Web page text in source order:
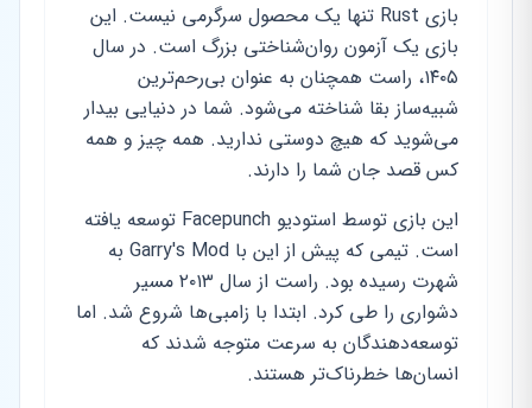
بازی Rust تنها یک محصول سرگرمی نیست. این
بازی یک آزمون روان‌شناختی بزرگ است. در سال
۱۴۰۵، راست همچنان به عنوان بی‌رحم‌ترین
شبیه‌ساز بقا شناخته می‌شود. شما در دنیایی بیدار
می‌شوید که هیچ دوستی ندارید. همه چیز و همه
کس قصد جان شما را دارند.
این بازی توسط استودیو Facepunch توسعه یافته
است. تیمی که پیش از این با Garry's Mod به
شهرت رسیده بود. راست از سال ۲۰۱۳ مسیر
دشواری را طی کرد. ابتدا با زامبی‌ها شروع شد. اما
توسعه‌دهندگان به سرعت متوجه شدند که
انسان‌ها خطرناک‌تر هستند.